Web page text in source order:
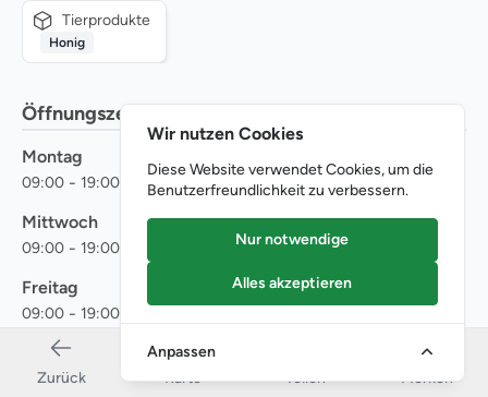
Tierprodukte
Honig
Öffnungszeiten
Montag
09:00 - 19:00 09:00 - 19 :00
Mittwoch
09:00 - 19:00
Donnerstag
09:00 - 19:00
Freitag
09:00 - 19:00
Samstag
Sonntag
Geschlossen
Zurück Karte Teilen Merken
Wir nutzen Cookies
Diese Website verwendet Cookies, um die
Benutzerfreundlichkeit zu verbessern.
Nur notwendige
Alles akzeptieren
Anpassen